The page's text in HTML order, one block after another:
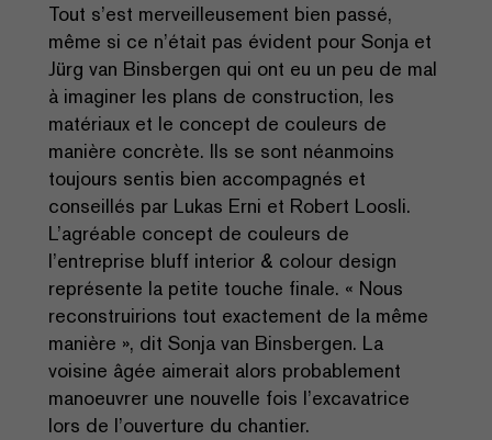
Tout s’est merveilleusement bien passé,
même si ce n’était pas évident pour Sonja et
Jürg van Binsbergen qui ont eu un peu de mal
à imaginer les plans de construction, les
matériaux et le concept de couleurs de
manière concrète. Ils se sont néanmoins
toujours sentis bien accompagnés et
conseillés par Lukas Erni et Robert Loosli.
L’agréable concept de couleurs de
l’entreprise bluff interior & colour design
représente la petite touche finale. « Nous
reconstruirions tout exactement de la même
manière », dit Sonja van Binsbergen. La
voisine âgée aimerait alors probablement
manoeuvrer une nouvelle fois l’excavatrice
lors de l’ouverture du chantier.